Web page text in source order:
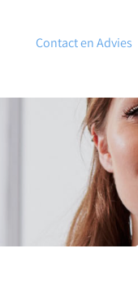
Contact en Advies